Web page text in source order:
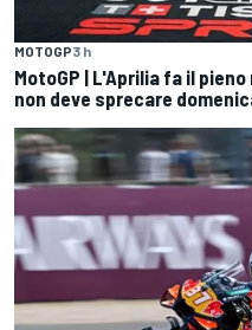
MOTOGP3 h
MotoGP | L'Aprilia fa il
non deve sprecare